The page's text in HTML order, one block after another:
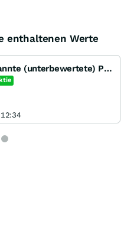
enthaltenen Werte
Endeavour --- eine unbekannte (unterbewertete) Perle ???